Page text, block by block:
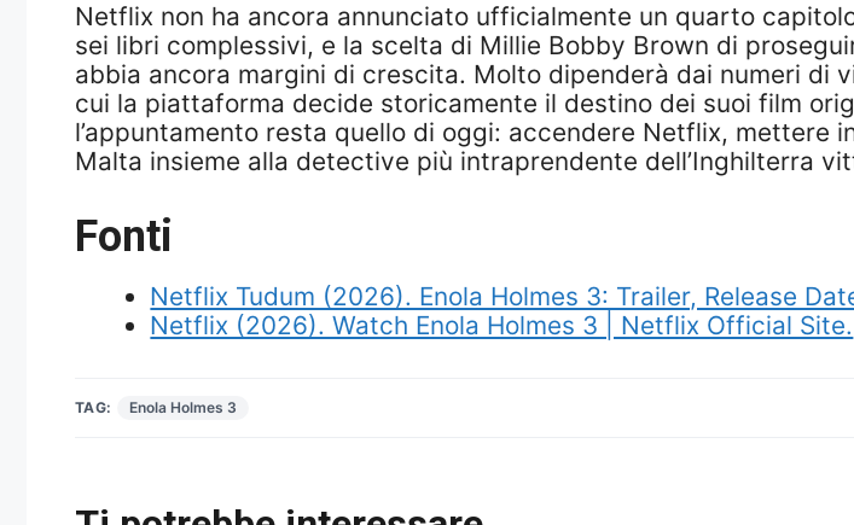
Netflix non ha ancora annunciato ufficialmente un quarto
sei libri complessivi, e la scelta di Millie Bobby Brown di
abbia ancora margini di crescita. Molto dipenderà dai numeri di
cui la piattaforma decide storicamente il destino dei suoi film
l’appuntamento resta quello di oggi: accendere Netflix,
Malta insieme alla detective più intraprendente dell’Inghilterra
Fonti
Netflix Tudum (2026). Enola Holmes 3: Trailer, Release
Netflix (2026). Watch Enola Holmes 3 | Netflix Official Site.
TAG: Enola Holmes 3